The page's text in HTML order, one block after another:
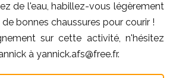
de l'eau, habillez-vous légèrement
bonnes chaussures pour courir !
sur cette activité, n'hésitez
à yannick.afs@free.fr.